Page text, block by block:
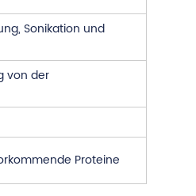
Sonikation und
von der
Proteine